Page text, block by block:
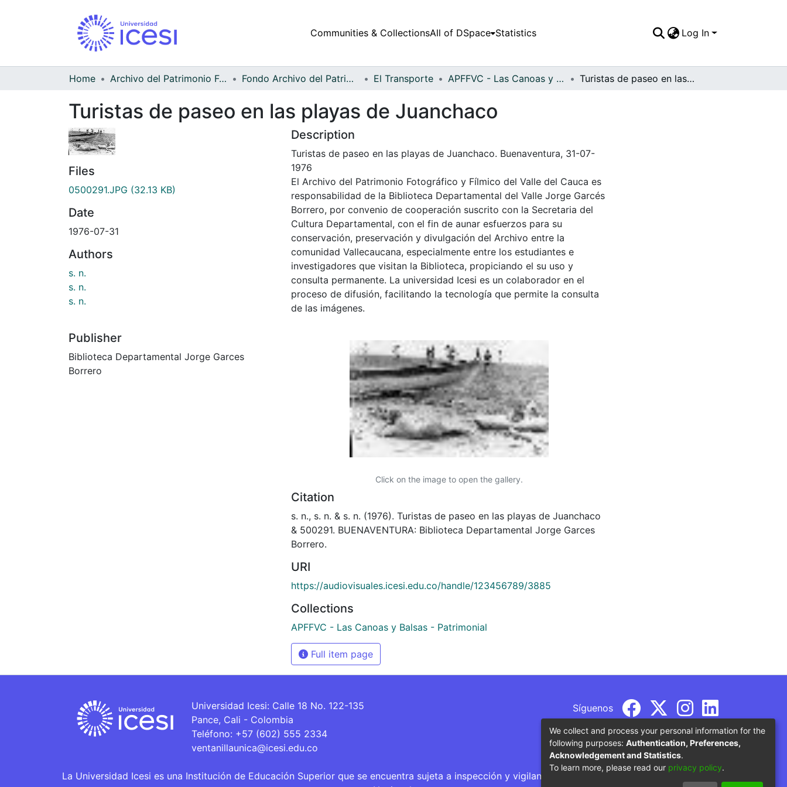
Communities & CollectionsAll of DSpace Statistics Log In
Home Archivo del Patrimonio Fotográfico y Fílmico del Valle del Cauca Fondo Archivo del Patrimonio Fotográfico y Fílmico del Valle del Cauca El Transporte APFFVC - Las Canoas y Balsas - Patrimonial Turistas de paseo en las playas de Juanchaco
Turistas de paseo en las playas de Juanchaco
Files
0500291.JPG (32.13 KB)
Date
1976-07-31
Authors
s. n.
s. n.
s. n.
Publisher
Biblioteca Departamental Jorge Garces
Borrero
Description
Turistas de paseo en las playas de Juanchaco. Buenaventura, 31-07-
1976
El Archivo del Patrimonio Fotográfico y Fílmico del Valle del Cauca es
responsabilidad de la Biblioteca Departamental del Valle Jorge Garcés
Borrero, por convenio de cooperación suscrito con la Secretaria del
Cultura Departamental, con el fin de aunar esfuerzos para su
conservación, preservación y divulgación del Archivo entre la
comunidad Vallecaucana, especialmente entre los estudiantes e
investigadores que visitan la Biblioteca, propiciando el su uso y
consulta permanente. La universidad Icesi es un colaborador en el
proceso de difusión, facilitando la tecnología que permite la consulta
de las imágenes.
Click on the image to open the gallery.
Citation
s. n., s. n. & s. n. (1976). Turistas de paseo en las playas de Juanchaco
& 500291. BUENAVENTURA: Biblioteca Departamental Jorge Garces
Borrero.
URI
https://audiovisuales.icesi.edu.co/handle/123456789/3885
Collections
APFFVC - Las Canoas y Balsas - Patrimonial
Full item page
Universidad Icesi: Calle 18 No. 122-135
Pance, Cali - Colombia
Teléfono: +57 (602) 555 2334
ventanillaunica@icesi.edu.co
Síguenos
La Universidad Icesi es una Institución de Educación Superior que se encuentra sujeta a inspección y vigilancia por parte del Ministerio de Educación
We collect and process your personal information for the
following purposes: Authentication, Preferences,
Acknowledgement and Statistics.
To learn more, please read our privacy policy.